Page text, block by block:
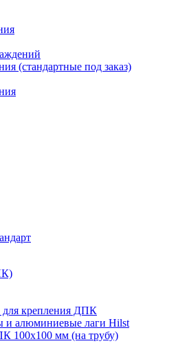
(стандартные под заказ)
крепления ДПК
и алюминиевые лаги Hilst
100х100 мм (на трубу)